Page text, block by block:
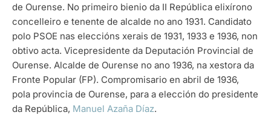
de Ourense. No primeiro bienio da II República elixírono
concelleiro e tenente de alcalde no ano 1931. Candidato
polo PSOE nas eleccións xerais de 1931, 1933 e 1936, non
obtivo acta. Vicepresidente da Deputación Provincial de
Ourense. Alcalde de Ourense no ano 1936, na xestora da
Fronte Popular (FP). Compromisario en abril de 1936,
pola provincia de Ourense, para a elección do presidente
da República, Manuel Azaña Díaz.